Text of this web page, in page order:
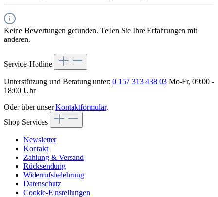
Keine Bewertungen gefunden. Teilen Sie Ihre Erfahrungen mit
anderen.
Service-Hotline
Unterstützung und Beratung unter: 0 157 313 438 03 Mo-Fr, 09:00 -
18:00 Uhr
Oder über unserKontaktformular.
Shop Services
Newsletter
Kontakt
Zahlung & Versand
Rücksendung
Widerrufsbelehrung
Datenschutz
Cookie-Einstellungen